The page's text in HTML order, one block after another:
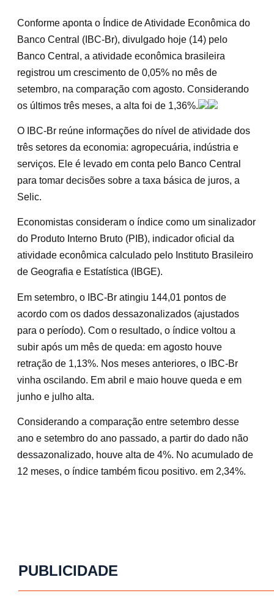
Conforme aponta o Índice de Atividade Econômica do
Banco Central (IBC-Br), divulgado hoje (14) pelo
Banco Central, a atividade econômica brasileira
registrou um crescimento de 0,05% no mês de
setembro, na comparação com agosto. Considerando
os últimos três meses, a alta foi de 1,36%.
O IBC-Br reúne informações do nível de atividade dos
três setores da economia: agropecuária, indústria e
serviços. Ele é levado em conta pelo Banco Central
para tomar decisões sobre a taxa básica de juros, a
Selic.
Economistas consideram o índice como um sinalizador
do Produto Interno Bruto (PIB), indicador oficial da
atividade econômica calculado pelo Instituto Brasileiro
de Geografia e Estatística (IBGE).
Em setembro, o IBC-Br atingiu 144,01 pontos de
acordo com os dados dessazonalizados (ajustados
para o período). Com o resultado, o índice voltou a
subir após um mês de queda: em agosto houve
retração de 1,13%. Nos meses anteriores, o IBC-Br
vinha oscilando. Em abril e maio houve queda e em
junho e julho alta.
Considerando a comparação entre setembro desse
ano e setembro do ano passado, a partir do dado não
dessazonalizado, houve alta de 4%. No acumulado de
12 meses, o índice também ficou positivo. em 2,34%.
PUBLICIDADE